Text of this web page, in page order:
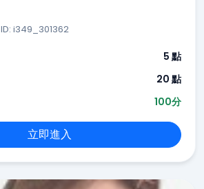
ID: i349_301362
5 點
20 點
100分
立即進入